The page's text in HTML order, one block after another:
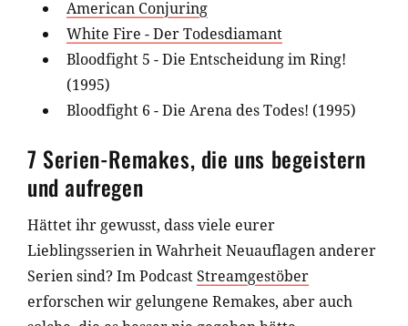
American Conjuring
White Fire - Der Todesdiamant
Bloodfight 5 - Die Entscheidung im Ring!
(1995)
Bloodfight 6 - Die Arena des Todes! (1995)
7 Serien-Remakes, die uns begeistern
und aufregen
Hättet ihr gewusst, dass viele eurer
Lieblingsserien in Wahrheit Neuauflagen anderer
Serien sind? Im PodcastStreamgestöber
erforschen wir gelungene Remakes, aber auch